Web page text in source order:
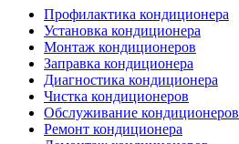
Профилактика кондиционера
Установка кондиционера
Монтаж кондиционеров
Заправка кондиционера
Диагностика кондиционера
Чистка кондиционеров
Обслуживание кондиционеров
Ремонт кондиционера